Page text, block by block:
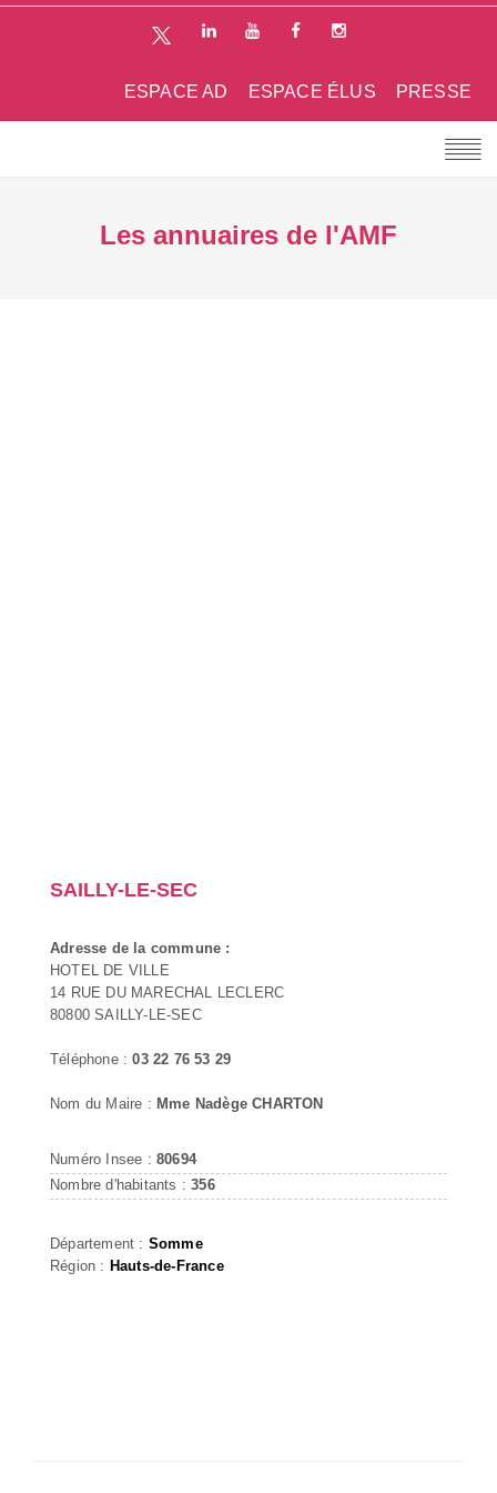
PRESSE
ESPACE ÉLUS
ESPACE AD
Les annuaires de l'AMF
SAILLY-LE-SEC
Adresse de la commune :
HOTEL DE VILLE
14 RUE DU MARECHAL LECLERC
80800 SAILLY-LE-SEC
Téléphone :03 22 76 53 29
Nom du Maire : Mme Nadège CHARTON
Numéro Insee : 80694
Nombre d'habitants :356
Département : Somme
Région : Hauts-de-France